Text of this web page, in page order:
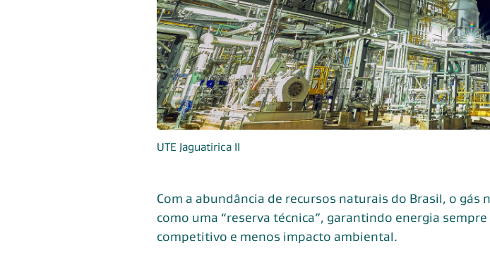
UTE Jaguatirica II
Com a abundância de recursos naturais do Brasil, o
como uma “reserva técnica”, garantindo energia
competitivo e menos impacto ambiental.